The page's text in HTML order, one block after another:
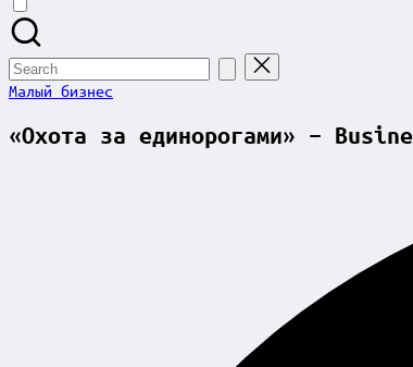
Search
for:
Posted
Малый бизнес
«Охота за единорогами» –